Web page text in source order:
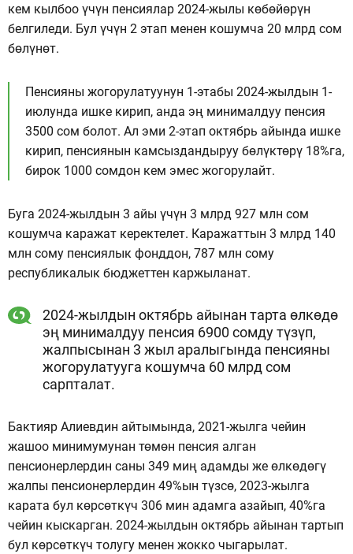
кем кылбоо үчүн пенсиялар 2024-жылы көбөйөрүн
белгиледи. Бул үчүн 2 этап менен кошумча 20 млрд сом
бөлүнөт.
Пенсияны жогорулатуунун 1-этабы 2024-жылдын 1-
июлунда ишке кирип, анда эң минималдуу пенсия
3500 сом болот. Ал эми 2-этап октябрь айында ишке
кирип, пенсиянын камсыздандыруу бөлүктөрү 18%га,
бирок 1000 сомдон кем эмес жогорулайт.
Буга 2024-жылдын 3 айы үчүн 3 млрд 927 млн сом
кошумча каражат керектелет. Каражаттын 3 млрд 140
млн сому пенсиялык фонддон, 787 млн сому
республикалык бюджеттен каржыланат.
2024-жылдын октябрь айынан тарта өлкөдө
эң минималдуу пенсия 6900 сомду түзүп,
жалпысынан 3 жыл аралыгында пенсияны
жогорулатууга кошумча 60 млрд сом
сарпталат.
Бактияр Алиевдин айтымында, 2021-жылга чейин
жашоо минимумунан төмөн пенсия алган
пенсионерлердин саны 349 миң адамды же өлкөдөгү
жалпы пенсионерлердин 49%ын түзсө, 2023-жылга
карата бул көрсөткүч 306 мин адамга азайып, 40%га
чейин кыскарган. 2024-жылдын октябрь айынан тартып
бул көрсөткүч толугу менен жокко чыгарылат.